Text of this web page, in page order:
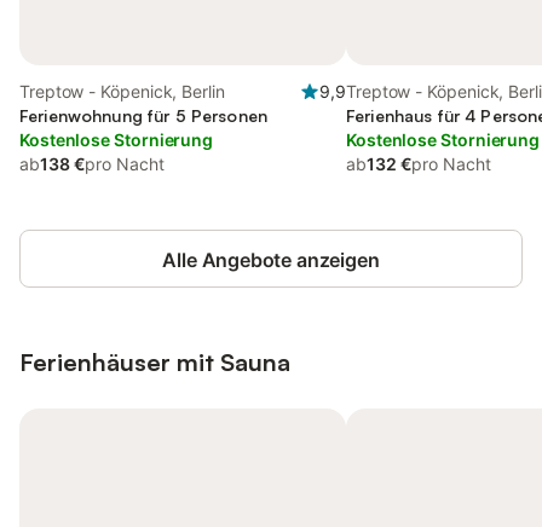
Treptow - Köpenick, Berlin
9,9
Ferienwohnung für 5 Personen
Kostenlose Stornierung
ab138 €pro Nacht
Treptow - Köpenick,
Ferienhaus für 4
Kostenlose Stornierung
ab132 €pro Nacht
Alle Angebote anzeigen
Ferienhäuser mit Sauna